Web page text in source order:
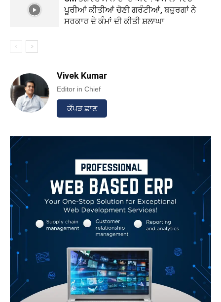
ਪੂਰੀਆਂ ਕੀਤੀਆਂ ਚੋਣੀ ਗਰੰਟੀਆਂ, ਬਜ਼ੁਰਗਾਂ ਨੇ
ਸਰਕਾਰ ਦੇ ਕੰਮਾਂ ਦੀ ਕੀਤੀ ਸ਼ਲਾਘਾ
Vivek Kumar
Editor in Chief
ਕੱਪੜ ਛਾਣ